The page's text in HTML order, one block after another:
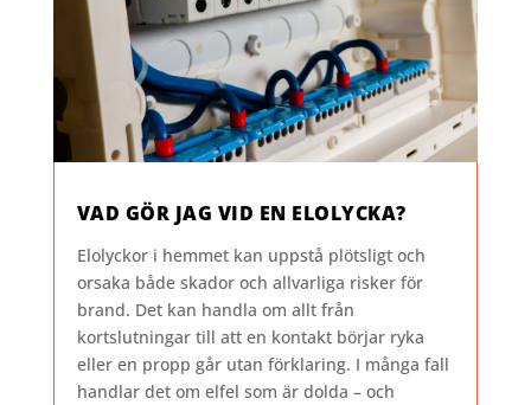
VAD GÖR JAG VID EN ELOLYCKA?
Elolyckor i hemmet kan uppstå plötsligt och
orsaka både skador och allvarliga risker för
brand. Det kan handla om allt från
kortslutningar till att en kontakt börjar ryka
eller en propp går utan förklaring. I många fall
handlar det om elfel som är dolda – och